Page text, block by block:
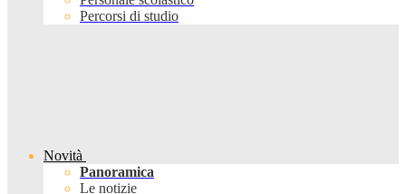
Percorsi di studio
Novità
Panoramica
Le notizie